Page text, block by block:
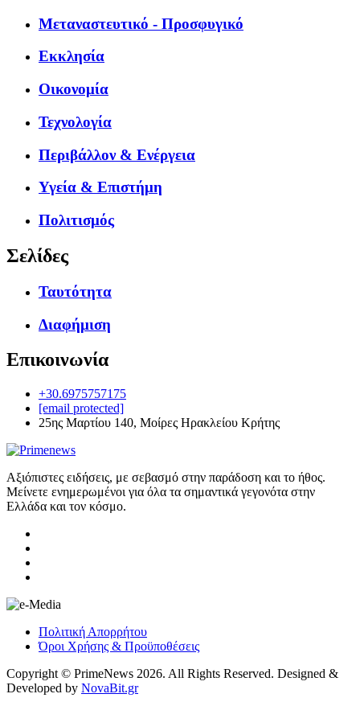
Μεταναστευτικό - Προσφυγικό
Εκκλησία
Οικονομία
Τεχνολογία
Περιβάλλον & Ενέργεια
Υγεία & Επιστήμη
Πολιτισμός
Σελίδες
Ταυτότητα
Διαφήμιση
Επικοινωνία
+30.6975757175
[email protected]
25ης Μαρτίου 140, Μοίρες Ηρακλείου Κρήτης
Αξιόπιστες ειδήσεις, με σεβασμό στην παράδοση και το ήθος.
Μείνετε ενημερωμένοι για όλα τα σημαντικά γεγονότα στην
Ελλάδα και τον κόσμο.
Πολιτική Απορρήτου
Όροι Χρήσης & Προϋποθέσεις
Copyright © PrimeNews 2026. All Rights Reserved. Designed &
Developed by NovaBit.gr